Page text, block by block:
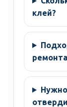
клей?